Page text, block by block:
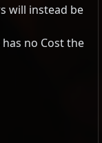
will instead be
no Cost the